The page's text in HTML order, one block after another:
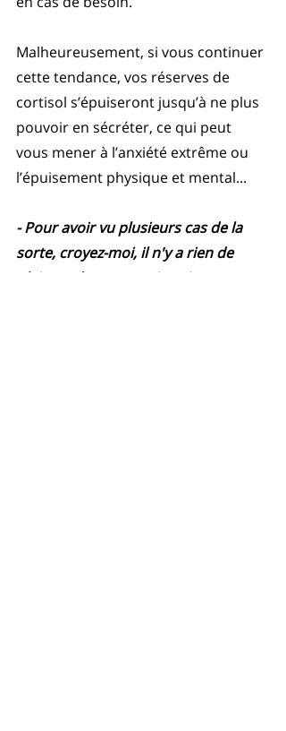
Malheureusement, si vous continuer
cette tendance, vos réserves de
cortisol s’épuiseront jusqu’à ne plus
pouvoir en sécréter, ce qui peut
vous mener à l’anxiété extrême ou
l’épuisement physique et mental...
- Pour avoir vu plusieurs cas de la
sorte, croyez-moi, il n'y a rien de
plaisant dans cette situation.